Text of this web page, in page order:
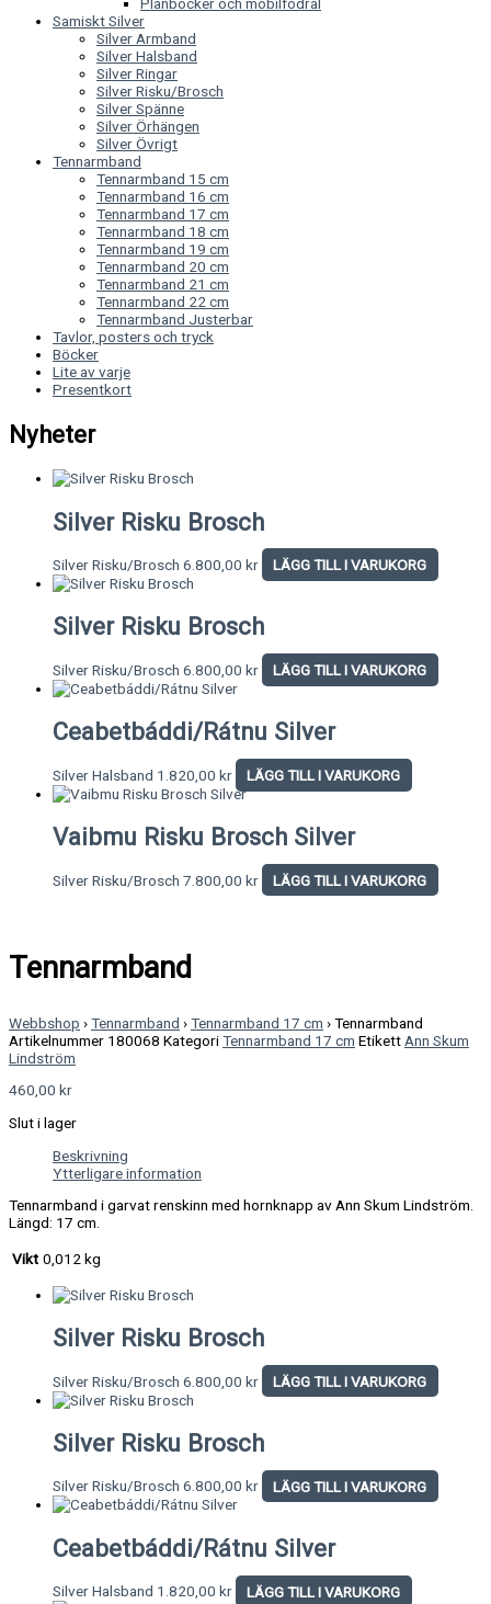
Plånböcker och mobilfodral
Samiskt Silver
Silver Armband
Silver Halsband
Silver Ringar
Silver Risku/Brosch
Silver Spänne
Silver Örhängen
Silver Övrigt
Tennarmband
Tennarmband 15 cm
Tennarmband 16 cm
Tennarmband 17 cm
Tennarmband 18 cm
Tennarmband 19 cm
Tennarmband 20 cm
Tennarmband 21 cm
Tennarmband 22 cm
Tennarmband Justerbar
Tavlor, posters och tryck
Böcker
Lite av varje
Presentkort
Nyheter
Silver Risku Brosch
Silver Risku/Brosch 6.800,00 kr LÄGG TILL I VARUKORG
Silver Risku Brosch
Silver Risku/Brosch 6.800,00 kr LÄGG TILL I VARUKORG
Ceabetbáddi/Rátnu Silver
Silver Halsband 1.820,00 kr LÄGG TILL I VARUKORG
Vaibmu Risku Brosch Silver
Silver Risku/Brosch 7.800,00 kr LÄGG TILL I VARUKORG
Tennarmband
Webbshop ›Tennarmband ›Tennarmband 17 cm ›Tennarmband
Artikelnummer 180068 KategoriTennarmband 17 cm Etikett Ann Skum
Lindström
460,00 kr
Slut i lager
Beskrivning
Ytterligare information
Tennarmband i garvat renskinn med hornknapp av Ann Skum Lindström.
Längd: 17 cm.
Vikt 0,012 kg
Silver Risku Brosch
Silver Risku/Brosch 6.800,00 kr LÄGG TILL I VARUKORG
Silver Risku Brosch
Silver Risku/Brosch 6.800,00 kr LÄGG TILL I VARUKORG
Ceabetbáddi/Rátnu Silver
Silver Halsband 1.820,00 kr LÄGG TILL I VARUKORG